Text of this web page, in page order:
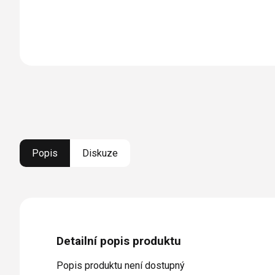
Popis Diskuze
Detailní popis produktu
Popis produktu není dostupný